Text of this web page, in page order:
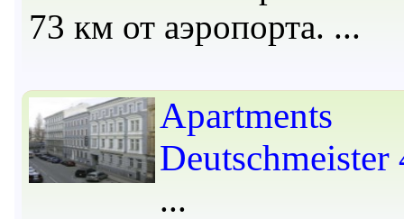
73 км от аэропорта.
Apartments
Deutschmeister